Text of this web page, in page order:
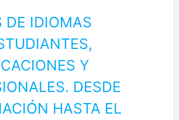
DE IDIOMAS
Y
DESDE
HASTA EL